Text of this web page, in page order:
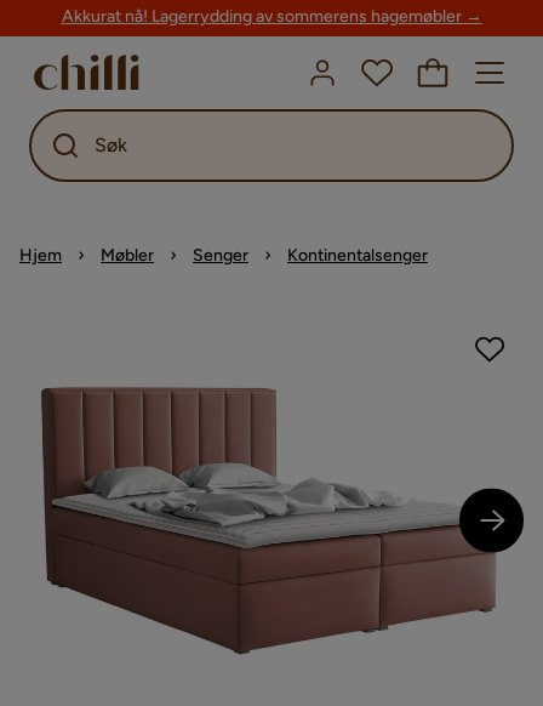
Akkurat nå! Lagerrydding av sommerens hagemøbler →
Søk
Hjem Møbler Senger Kontinentalsenger